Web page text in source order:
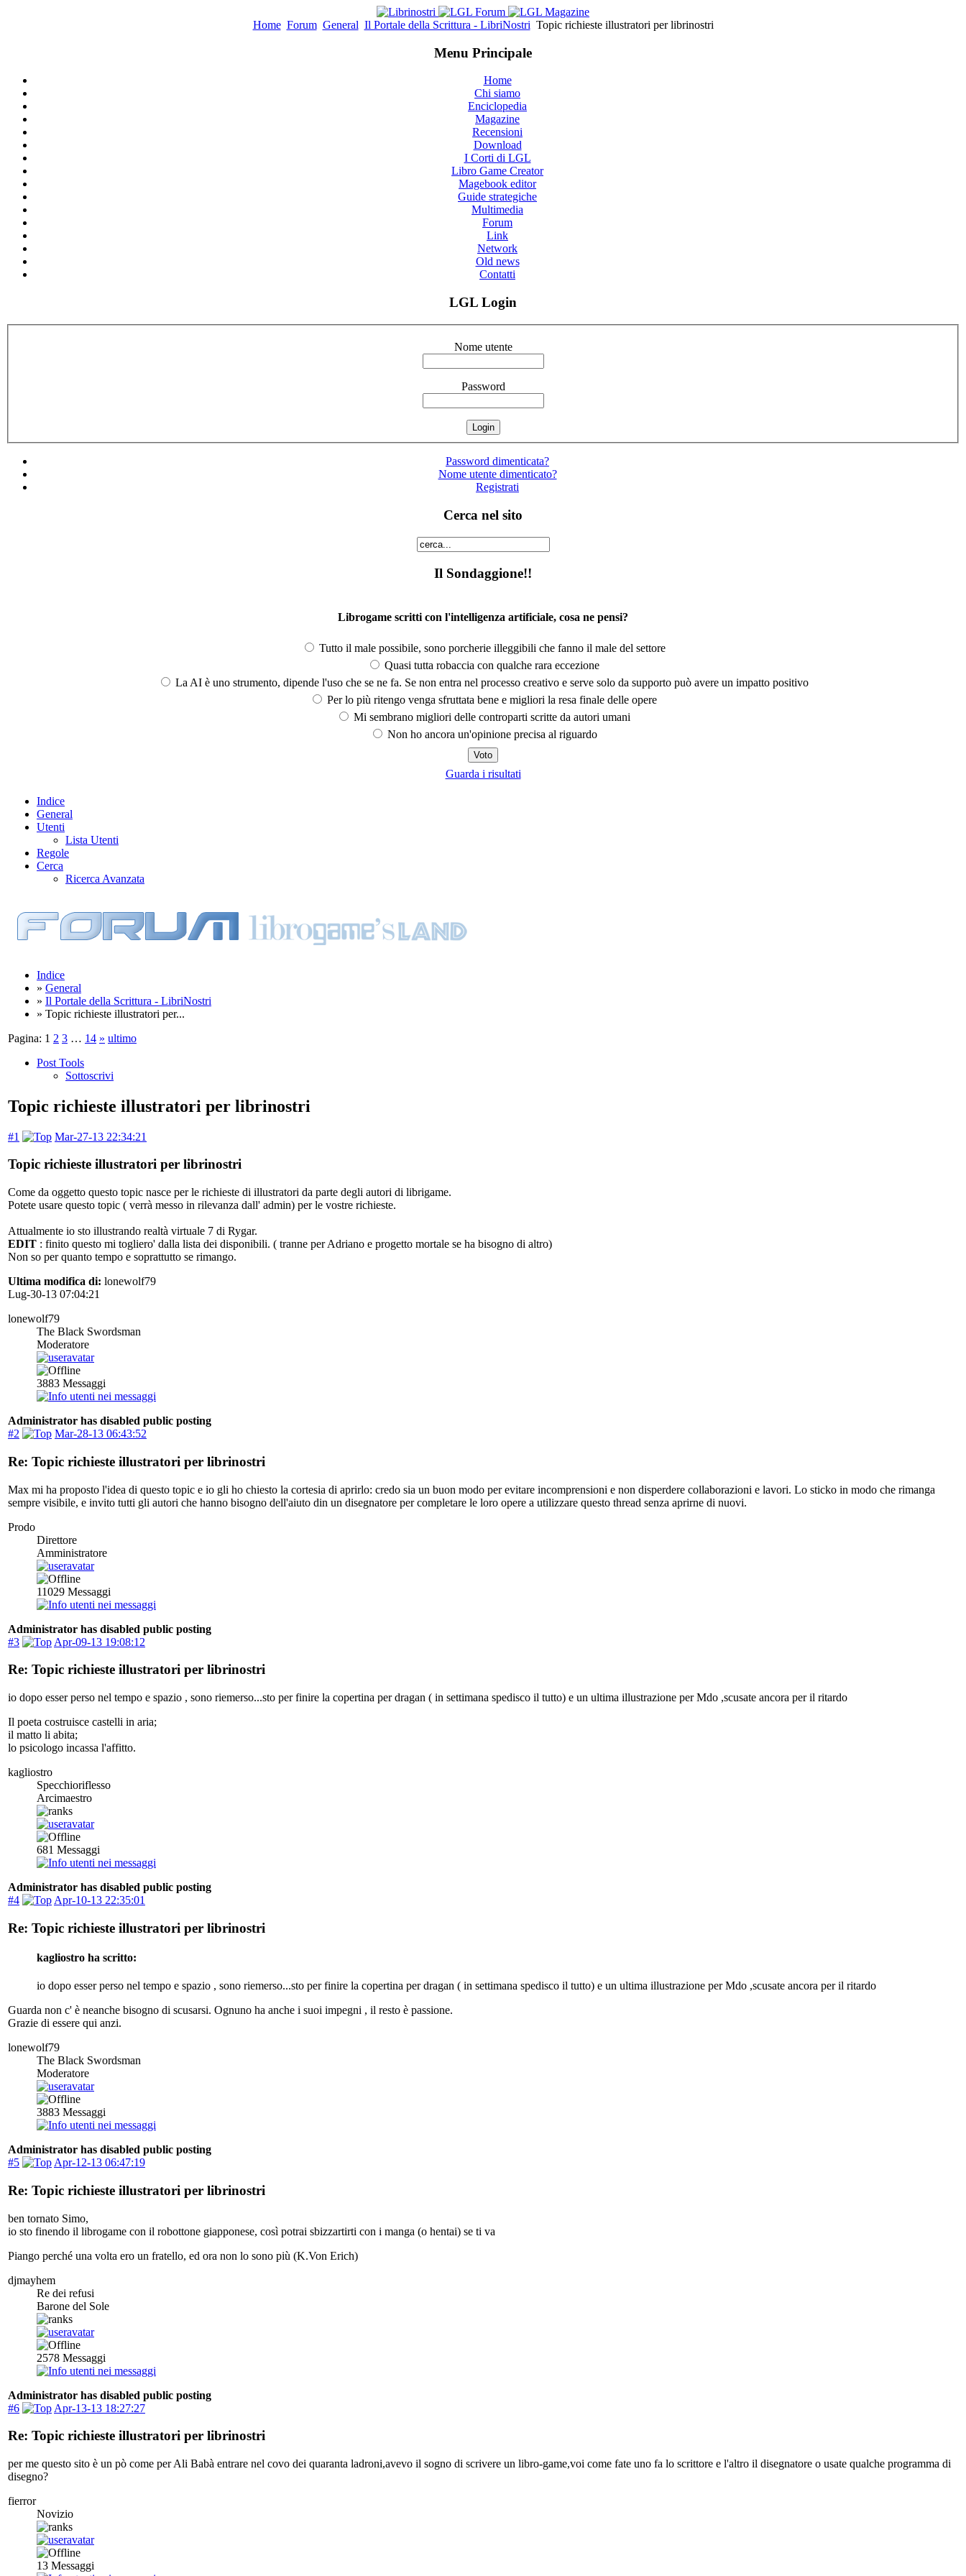
Home Forum General Il Portale della Scrittura - LibriNostri Topic richieste illustratori per librinostri
Menu Principale
Home
Chi siamo
Enciclopedia
Magazine
Recensioni
Download
I Corti di LGL
Libro Game Creator
Magebook editor
Guide strategiche
Multimedia
Forum
Link
Network
Old news
Contatti
LGL Login
Nome utente
Password
Password dimenticata?
Nome utente dimenticato?
Registrati
Cerca nel sito
Il Sondaggione!!
Librogame scritti con l'intelligenza artificiale, cosa ne pensi?
Tutto il male possibile, sono porcherie illeggibili che fanno il male del settore
Quasi tutta robaccia con qualche rara eccezione
La AI è uno strumento, dipende l'uso che se ne fa. Se non entra nel processo creativo e serve solo da supporto può avere un impatto positivo
Per lo più ritengo venga sfruttata bene e migliori la resa finale delle opere
Mi sembrano migliori delle controparti scritte da autori umani
Non ho ancora un'opinione precisa al riguardo
Guarda i risultati
Indice
General
Utenti
Lista Utenti
Regole
Cerca
Ricerca Avanzata
Indice
» General
» Il Portale della Scrittura - LibriNostri
» Topic richieste illustratori per...
Pagina: 1 2 3 … 14 » ultimo
Post Tools
Sottoscrivi
Topic richieste illustratori per librinostri
#1 Mar-27-13 22:34:21
Topic richieste illustratori per librinostri
Come da oggetto questo topic nasce per le richieste di illustratori da parte degli autori di librigame.
Potete usare questo topic ( verrà messo in rilevanza dall' admin) per le vostre richieste.
Attualmente io sto illustrando realtà virtuale 7 di Rygar.
EDIT : finito questo mi togliero' dalla lista dei disponibili. ( tranne per Adriano e progetto mortale se ha bisogno di altro)
Non so per quanto tempo e soprattutto se rimango.
Ultima modifica di: lonewolf79
Lug-30-13 07:04:21
lonewolf79
The Black Swordsman
Moderatore
3883 Messaggi
Administrator has disabled public posting
#2
Mar-28-13 06:43:52
Re: Topic richieste illustratori per librinostri
Max mi ha proposto l'idea di questo topic e io gli ho chiesto la cortesia di aprirlo: credo sia un buon modo per evitare incomprensioni e non disperdere collaborazioni e lavori. Lo sticko in modo che rimanga
sempre visibile, e invito tutti gli autori che hanno bisogno dell'aiuto din un disegnatore per completare le loro opere a utilizzare questo thread senza aprirne di nuovi.
Prodo
Direttore
Amministratore
11029 Messaggi
Administrator has disabled public posting
#3
Apr-09-13 19:08:12
Re: Topic richieste illustratori per librinostri
io dopo esser perso nel tempo e spazio , sono riemerso...sto per finire la copertina per dragan ( in settimana spedisco il tutto) e un ultima illustrazione per Mdo ,scusate ancora per il ritardo
Il poeta costruisce castelli in aria;
il matto li abita;
lo psicologo incassa l'affitto.
kagliostro
Specchioriflesso
Arcimaestro
681 Messaggi
Administrator has disabled public posting
#4
Apr-10-13 22:35:01
Re: Topic richieste illustratori per librinostri
kagliostro ha scritto:
io dopo esser perso nel tempo e spazio , sono riemerso...sto per finire la copertina per dragan ( in settimana spedisco il tutto) e un ultima illustrazione per Mdo ,scusate ancora per il ritardo
Guarda non c' è neanche bisogno di scusarsi. Ognuno ha anche i suoi impegni , il resto è passione.
Grazie di essere qui anzi.
lonewolf79
The Black Swordsman
Moderatore
3883 Messaggi
Administrator has disabled public posting
#5
Apr-12-13 06:47:19
Re: Topic richieste illustratori per librinostri
ben tornato Simo,
io sto finendo il librogame con il robottone giapponese, così potrai sbizzartirti con i manga (o hentai) se ti va
Piango perché una volta ero un fratello, ed ora non lo sono più (K.Von Erich)
djmayhem
Re dei refusi
Barone del Sole
2578 Messaggi
Administrator has disabled public posting
#6
Apr-13-13 18:27:27
Re: Topic richieste illustratori per librinostri
per me questo sito è un pò come per Ali Babà entrare nel covo dei quaranta ladroni,avevo il sogno di scrivere un libro-game,voi come fate uno fa lo scrittore e l'altro il disegnatore o usate qualche programma di
disegno?
fierror
Novizio
13 Messaggi